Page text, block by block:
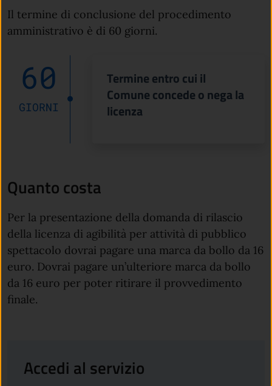
Il termine di conclusione del procedimento
amministrativo è di 60 giorni.
60
GIORNI
Termine entro cui il
Comune concede o nega la
licenza
Quanto costa
Per la presentazione della domanda di rilascio
della licenza di agibilità per attività di pubblico
spettacolo dovrai pagare una marca da bollo da 16
euro. Dovrai pagare un’ulteriore marca da bollo
da 16 euro per poter ritirare il provvedimento
finale.
Accedi al servizio